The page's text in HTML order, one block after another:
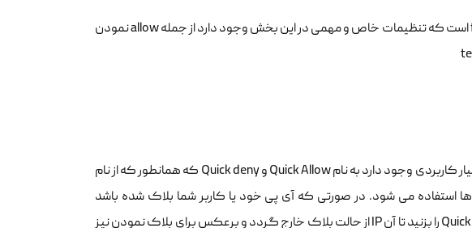
اما بخش مهم دیگری که وجود دارد firewall configuration است که تنظیمات خاص و مهمی در این بخش وجود دارد از جمله allow نمودن
از این قسمت که خارج بشیم در صفحه اصلی CSF دو بخش بسیار کاربردی وجود دارد به نام Quick Allow و Quick deny که همانطور که از نام
ها استفاده می شود. در صورتی که آی پی خود یا کاربر شما بلاک شده باشد
کافیست IP را در باکس جلوی آن زده و سپس گزینه ی Quick Allow را بزنید تا آن IP از حالت بلاک خارج گردد و برعکس برای بلاک نمودن نیز